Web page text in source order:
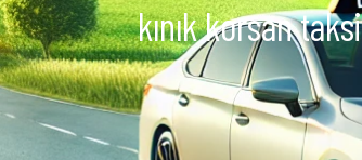
kınık korsan taksi